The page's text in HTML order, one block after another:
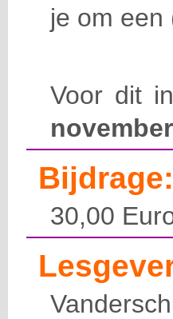
je om een
Voor dit
Bijdrage:
30,00